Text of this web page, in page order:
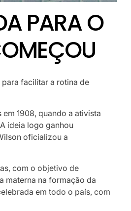
PARA O
facilitar a rotina de
1908, quando a ativista
ideia logo ganhou
oficializou a
com o objetivo de
materna na formação da
em todo o país, com